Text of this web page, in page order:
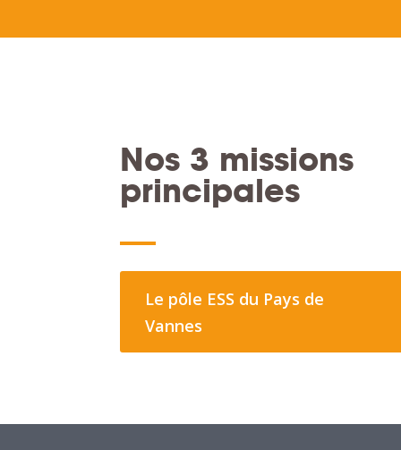
Nos 3 missions
principales
Le pôle ESS du Pays de
Vannes